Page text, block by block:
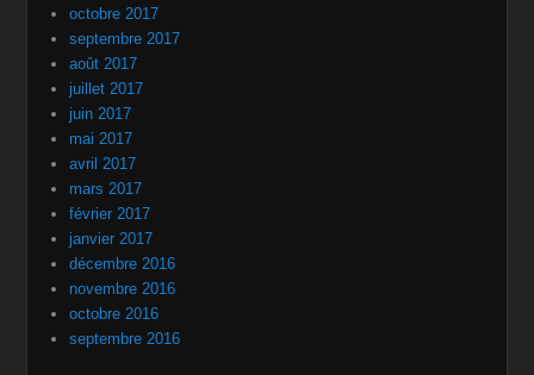
octobre 2017
septembre 2017
août 2017
juillet 2017
juin 2017
mai 2017
avril 2017
mars 2017
février 2017
janvier 2017
décembre 2016
novembre 2016
octobre 2016
septembre 2016